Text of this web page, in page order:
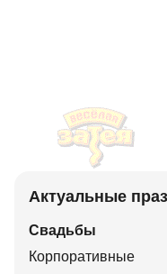
Актуальные
Свадьбы
Корпоративные